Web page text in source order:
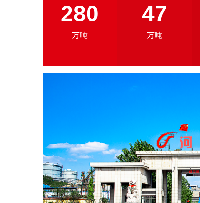
280
万吨
47
万吨